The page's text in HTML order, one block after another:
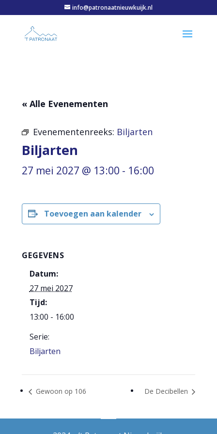
info@patronaatnieuwkuijk.nl
« Alle Evenementen
Evenementenreeks: Biljarten
Biljarten
27 mei 2027 @ 13:00 - 16:00
Toevoegen aan kalender
GEGEVENS
Datum:
27 mei 2027
Tijd:
13:00 - 16:00
Serie:
Biljarten
Gewoon op 106 De Decibellen